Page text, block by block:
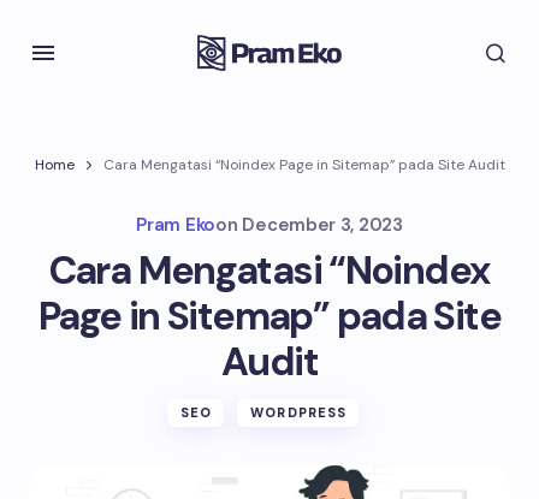
Home Cara Mengatasi “Noindex Page in Sitemap” pada Site Audit
Pram Ekoon December 3, 2023
Cara Mengatasi “Noindex
Page in Sitemap” pada Site
Audit
SEO WORDPRESS